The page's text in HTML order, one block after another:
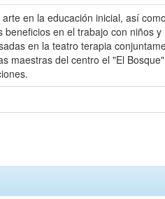
en la educación inicial, así
en el trabajo con niños y
en la teatro terapia
maestras del centro el "El